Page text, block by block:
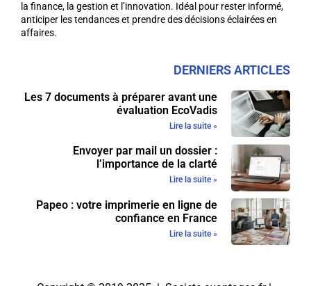
la finance, la gestion et l’innovation. Idéal pour rester informé,
anticiper les tendances et prendre des décisions éclairées en
affaires.
DERNIERS ARTICLES
Les 7 documents à préparer avant une
évaluation EcoVadis
Lire la suite »
Envoyer par mail un dossier :
l’importance de la clarté
Lire la suite »
Papeo : votre imprimerie en ligne de
confiance en France
Lire la suite »